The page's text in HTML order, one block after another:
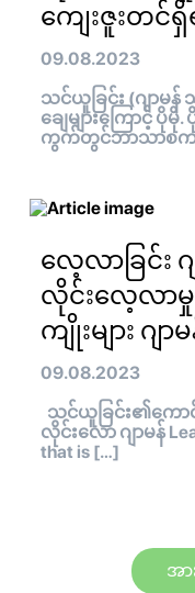
ကျေးဇူးတင်
09.08.2023
သင်ယူခြင်း (ဂျာ
ချေများကြောင့်
ကွက်တွင်ဘာသာစက
လေ့လာခြင်း
လိုင်းလေ့လာ
ကျိုးများ ဂျ
09.08.2023
သင်ယူခြင်း၏ကောင်
လိုင်းလော ဂျာမန်
that is […]
အ